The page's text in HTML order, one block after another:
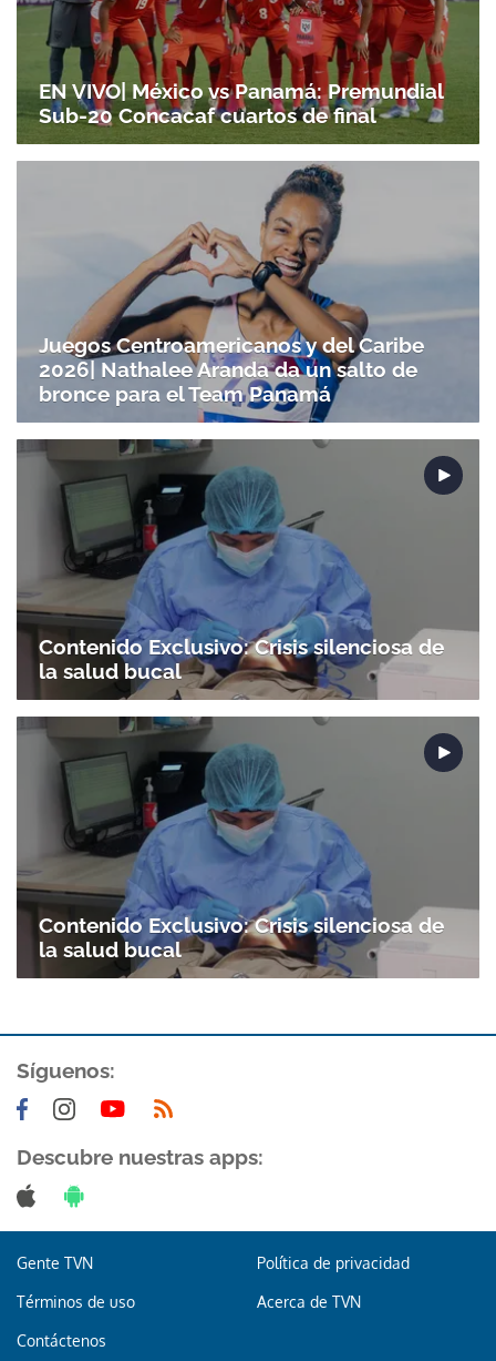
Gracias por suscribirte a nuestro boletín.
EN VIVO| México vs Panamá: Premundial
Sub-20 Concacaf cuartos de final
Juegos Centroamericanos y del Caribe
2026| Nathalee Aranda da un salto de
bronce para el Team Panamá
Contenido Exclusivo: Crisis silenciosa de
la salud bucal
Contenido Exclusivo: Crisis silenciosa de
la salud bucal
Síguenos:
Descubre nuestras apps:
Gente TVN Política de privacidad
Términos de uso Acerca de TVN
Contáctenos